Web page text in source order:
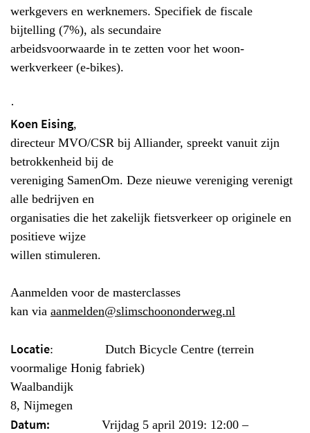
werkgevers en werknemers. Specifiek de fiscale
bijtelling (7%), als secundaire
arbeidsvoorwaarde in te zetten voor het woon-
werkverkeer (e-bikes).
·
Koen Eising,
directeur MVO/CSR bij Alliander, spreekt vanuit zijn
betrokkenheid bij de
vereniging SamenOm. Deze nieuwe vereniging verenigt
alle bedrijven en
organisaties die het zakelijk fietsverkeer op originele en
positieve wijze
willen stimuleren.
Aanmelden voor de masterclasses
kan via aanmelden@slimschoononderweg.nl
Locatie: Dutch Bicycle Centre (terrein
voormalige Honig fabriek)
Waalbandijk
8, Nijmegen
Datum: Vrijdag 5 april 2019: 12:00 –